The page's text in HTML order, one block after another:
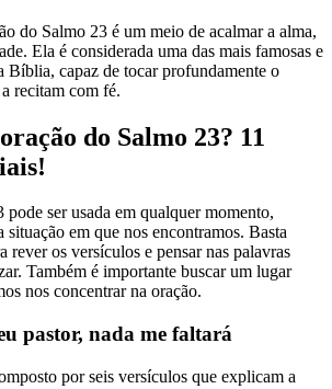
do Salmo 23 é um meio de acalmar a alma,
Ela é considerada uma das mais famosas e
Bíblia, capaz de tocar profundamente o
recitam com fé.
do Salmo 23? 11
ser usada em qualquer momento,
situação em que nos encontramos. Basta
rever os versículos e pensar nas palavras
Também é importante buscar um lugar
nos concentrar na oração.
pastor, nada me faltará
por seis versículos que explicam a